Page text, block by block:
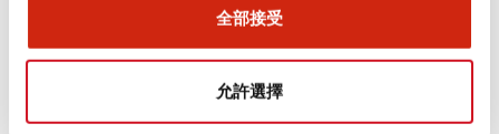
全部接受
允許選擇
文件和檔案